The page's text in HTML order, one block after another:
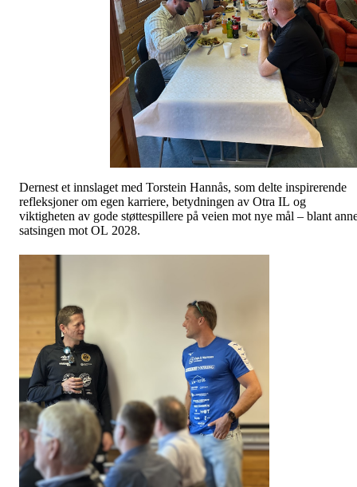
Dernest et innslaget med Torstein Hannås, som delte inspirerende
refleksjoner om egen karriere, betydningen av Otra IL og
viktigheten av gode støttespillere på veien mot nye mål – blant
satsingen mot OL 2028.